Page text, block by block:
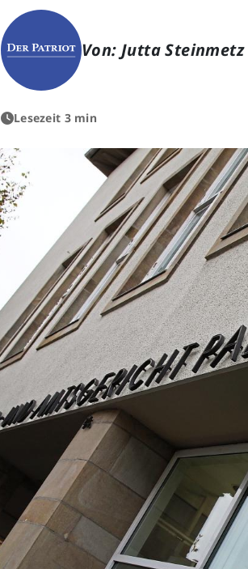
Von: Jutta Steinmetz
Lesezeit 3 min